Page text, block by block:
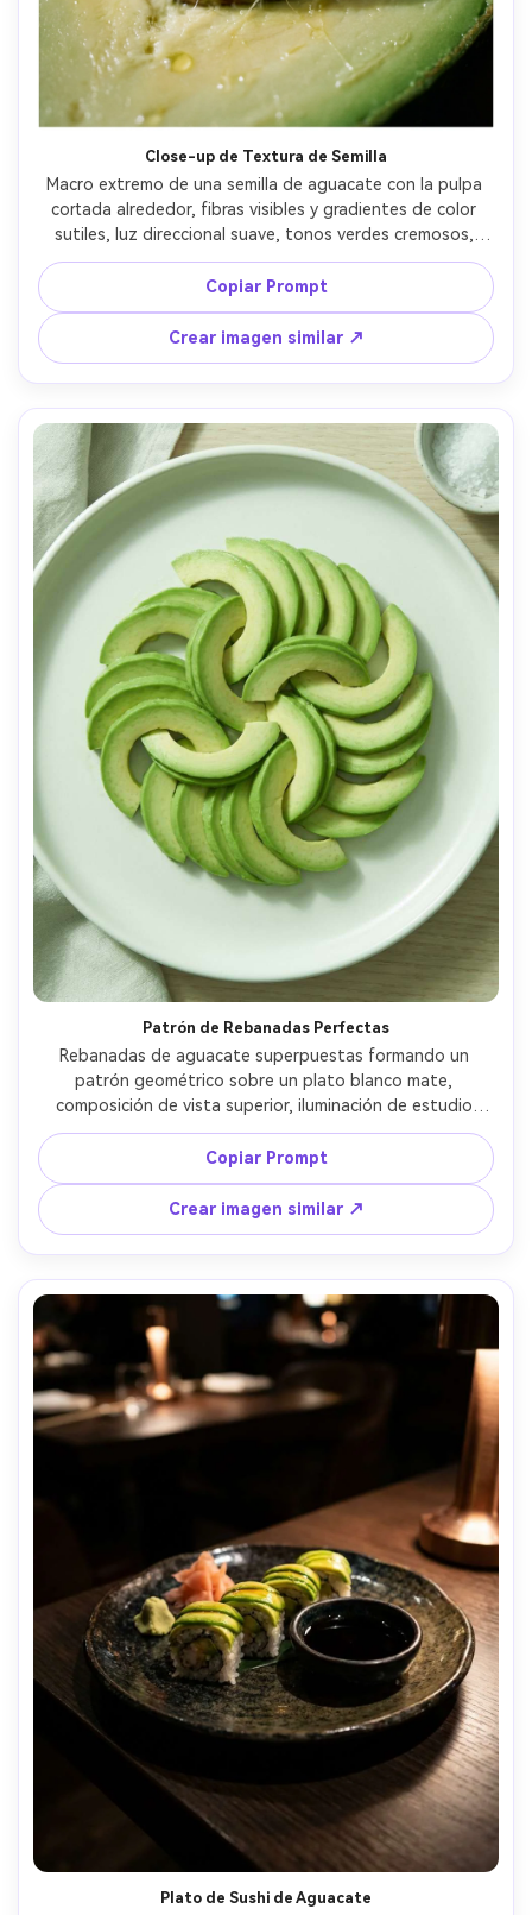
Close-up de Textura de Semilla
Macro extremo de una semilla de aguacate con la pulpa
cortada alrededor, fibras visibles y gradientes de color
sutiles, luz direccional suave, tonos verdes cremosos,
tomada con lente macro de 105mm en f/4, poca
profundidad de campo, detalle superficial ultra-realista y
imperfecciones naturales --ar 4:5
Copiar Prompt
Crear imagen similar ↗
Patrón de Rebanadas Perfectas
Rebanadas de aguacate superpuestas formando un
patrón geométrico sobre un plato blanco mate,
composición de vista superior, iluminación de estudio
suave, sombras limpias, estilo de fotografía para libro de
cocina de gama alta, tomada con lente de 50mm, bordes
nítidos y textura húmeda, gradación de color verde sutil -
-ar 4:5
Copiar Prompt
Crear imagen similar ↗
Plato de Sushi de Aguacate
Crea imágenes IA
ilimitadas. 100 %
gratis!